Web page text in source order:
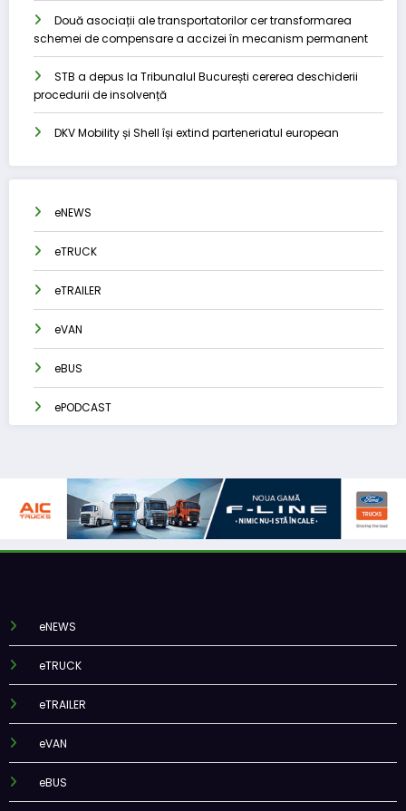
Două asociații ale transportatorilor cer transformarea
schemei de compensare a accizei în mecanism permanent
STB a depus la Tribunalul București cererea deschiderii
procedurii de insolvență
DKV Mobility și Shell își extind parteneriatul european
eNEWS
eTRUCK
eTRAILER
eVAN
eBUS
ePODCAST
eNEWS
eTRUCK
eTRAILER
eVAN
eBUS